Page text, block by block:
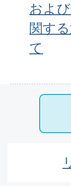
およ
関す
て